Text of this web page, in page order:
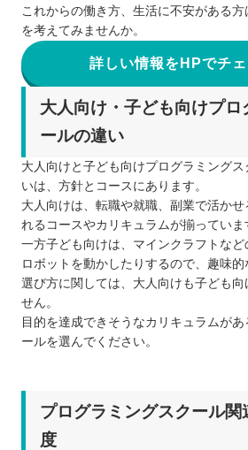
これからの働き方、生活に不安がある
を考えてみませんか。
詳しい情報をHPでチ
大人向け・子ども向けプロ
ールの違い
大人向けと子ども向けプログラミング
いは、方針とコースにあります。
大人向けは、転職や就職、副業で活か
れるコースやカリキュラムが揃っていま
一方子ども向けは、マインクラフトなど
ロボットを動かしたりするので、趣味的
選び方に関しては、大人向けも子ども向
せん。
目的を達成できそうなカリキュラムが
ールを選んでください。
プログラミングスクール関
度